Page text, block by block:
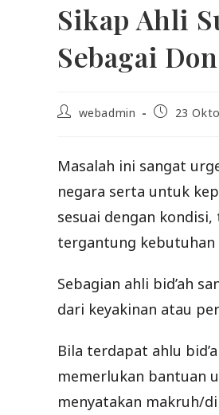
Sikap Ahli
Sebagai
Postwebadmin
Post23
Masalah ini sangat
negara serta untuk
sesuai dengan
tergantung kebutuhan
Sebagian ahli bid’ah
dari keyakinan atau
Bila terdapat ahlu
memerlukan bantuan
menyatakan makruh/